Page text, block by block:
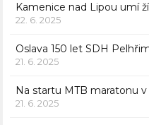
Kamenice nad Lipou umí
22. 6. 2025
Oslava 150 let SDH
21. 6. 2025
Na startu MTB maratonu
21. 6. 2025